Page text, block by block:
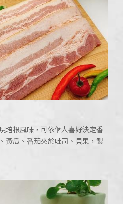
培根風味，可依個人喜好決定香
黃瓜、番茄夾於吐司、貝果，製